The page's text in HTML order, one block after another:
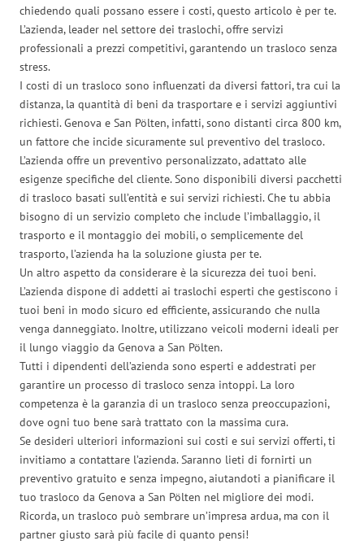
chiedendo quali possano essere i costi, questo articolo è per te.
L’azienda, leader nel settore dei traslochi, offre servizi
professionali a prezzi competitivi, garantendo un trasloco senza
stress.
I costi di un trasloco sono influenzati da diversi fattori, tra cui la
distanza, la quantità di beni da trasportare e i servizi aggiuntivi
richiesti. Genova e San Pölten, infatti, sono distanti circa 800 km,
un fattore che incide sicuramente sul preventivo del trasloco.
L’azienda offre un preventivo personalizzato, adattato alle
esigenze specifiche del cliente. Sono disponibili diversi pacchetti
di trasloco basati sull’entità e sui servizi richiesti. Che tu abbia
bisogno di un servizio completo che include l’imballaggio, il
trasporto e il montaggio dei mobili, o semplicemente del
trasporto, l’azienda ha la soluzione giusta per te.
Un altro aspetto da considerare è la sicurezza dei tuoi beni.
L’azienda dispone di addetti ai traslochi esperti che gestiscono i
tuoi beni in modo sicuro ed efficiente, assicurando che nulla
venga danneggiato. Inoltre, utilizzano veicoli moderni ideali per
il lungo viaggio da Genova a San Pölten.
Tutti i dipendenti dell’azienda sono esperti e addestrati per
garantire un processo di trasloco senza intoppi. La loro
competenza è la garanzia di un trasloco senza preoccupazioni,
dove ogni tuo bene sarà trattato con la massima cura.
Se desideri ulteriori informazioni sui costi e sui servizi offerti, ti
invitiamo a contattare l’azienda. Saranno lieti di fornirti un
preventivo gratuito e senza impegno, aiutandoti a pianificare il
tuo trasloco da Genova a San Pölten nel migliore dei modi.
Ricorda, un trasloco può sembrare un’impresa ardua, ma con il
partner giusto sarà più facile di quanto pensi!